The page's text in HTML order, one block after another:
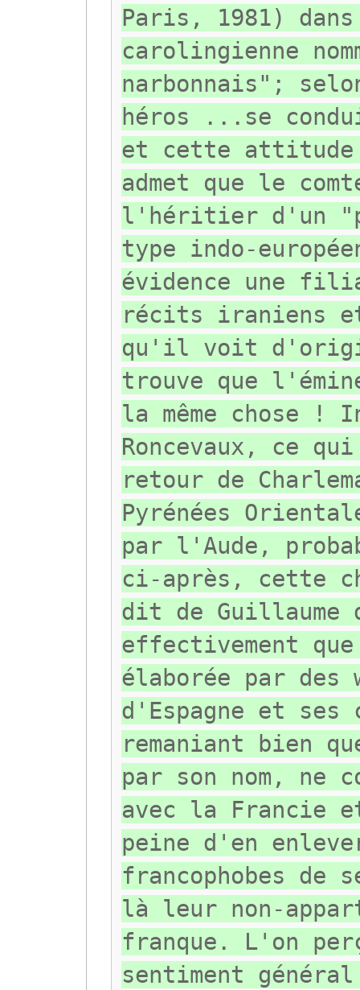
Paris, 1981) dans
carolingienne
narbonnais";
héros ...se
et cette attitude
admet que le
l'héritier d'un
type indo-
évidence une
récits iraniens
qu'il voit
trouve que
la même chose !
Roncevaux, ce
retour de
Pyrénées
par l'Aude,
ci-après, cette
dit de Guillaume
effectivement
élaborée par des
d'Espagne et
remaniant bien
par son nom, ne
avec la Francie
peine d'en
francophobes de
là leur non-
franque. L'on
sentiment